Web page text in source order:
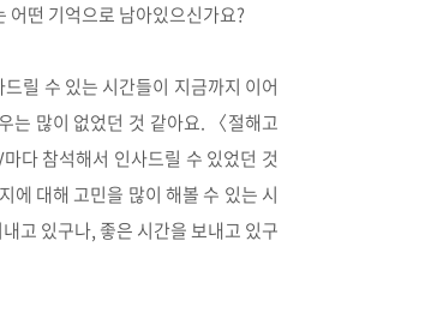
떤 기억으로 남아있으신가요?
릴 수 있는 시간들이 지금까지 이어
는 많이 없었던 것 같아요. 〈절해고
다 참석해서 인사드릴 수 있었던 것
에 대해 고민을 많이 해볼 수 있는 시
고 있구나, 좋은 시간을 보내고 있구